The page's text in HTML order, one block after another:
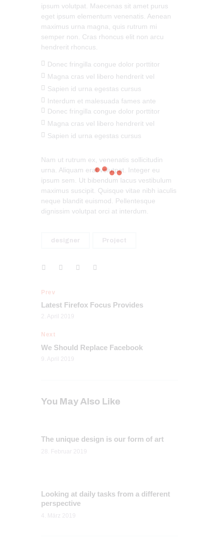
ipsum volutpat. Maecenas sit amet purus
eget ipsum elementum venenatis. Aenean
maximus urna magna, quis rutrum mi
semper non. Cras rhoncus elit non arcu
hendrerit rhoncus.
Donec fringilla congue dolor porttitor
Magna cras vel libero hendrerit vel
Sapien id urna egestas cursus
Interdum et malesuada fames ante
Donec fringilla congue dolor porttitor
Magna cras vel libero hendrerit vel
Sapien id urna egestas cursus
Nam ut rutrum ex, venenatis sollicitudin
urna. Aliquam erat volutpat. Integer eu
ipsum sem. Ut bibendum lacus vestibulum
maximus suscipit. Quisque vitae nibh iaculis
neque blandit euismod. Pellentesque
dignissim volutpat orci at interdum.
designer Project
Prev
Latest Firefox Focus Provides
2. April 2019
Next
We Should Replace Facebook
9. April 2019
You May Also Like
The unique design is our form of art
28. Februar 2019
Looking at daily tasks from a different
perspective
4. März 2019